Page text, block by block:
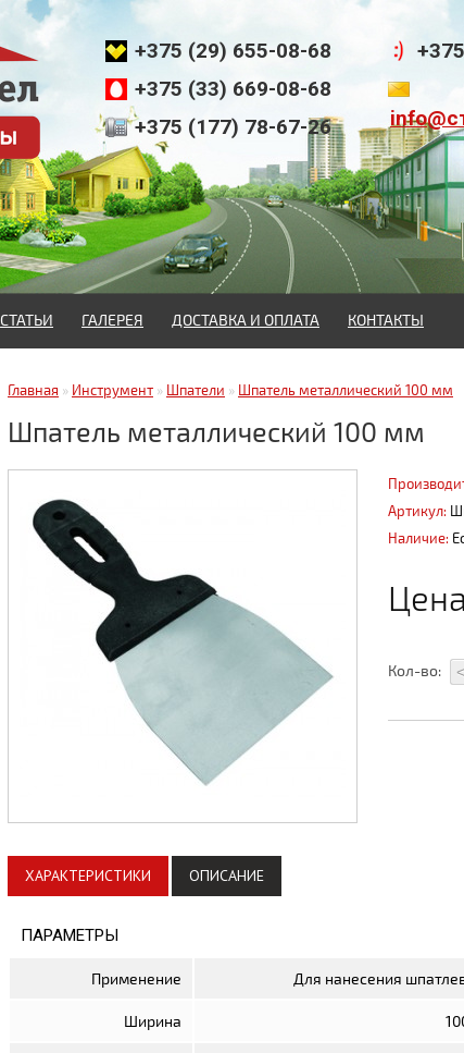
+375 (29) 655-08-68
+375 (33) 669-08-68
+375 (177) 78-67-26
СТАТЬИ ГАЛЕРЕЯ ДОСТАВКА И ОПЛАТА КОНТАКТЫ
Главная » Инструмент » Шпатели » Шпатель металлический 100 мм
Шпатель металлический 100 мм
Артикул:
Наличие:
Кол-во: <
ХАРАКТЕРИСТИКИ ОПИСАНИЕ
ПАРАМЕТРЫ
Применение Для нанесения
Ширина